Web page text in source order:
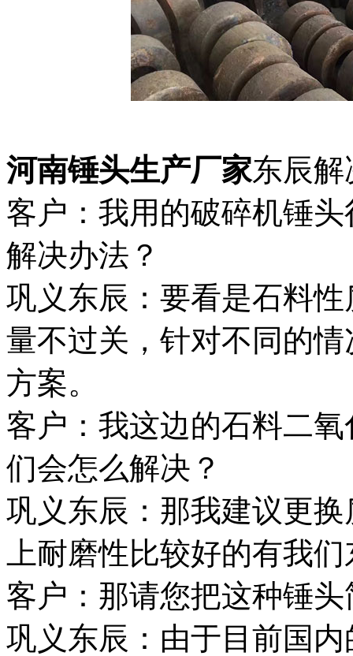
河南锤头生产厂家东辰
客户：我用的破碎机锤
解决办法？
巩义东辰：要看是石料
量不过关，针对不同的
方案。
客户：我这边的石料二
们会怎么解决？
巩义东辰：那我建议更
上耐磨性比较好的有我
客户：那请您把这种锤
巩义东辰：由于目前国